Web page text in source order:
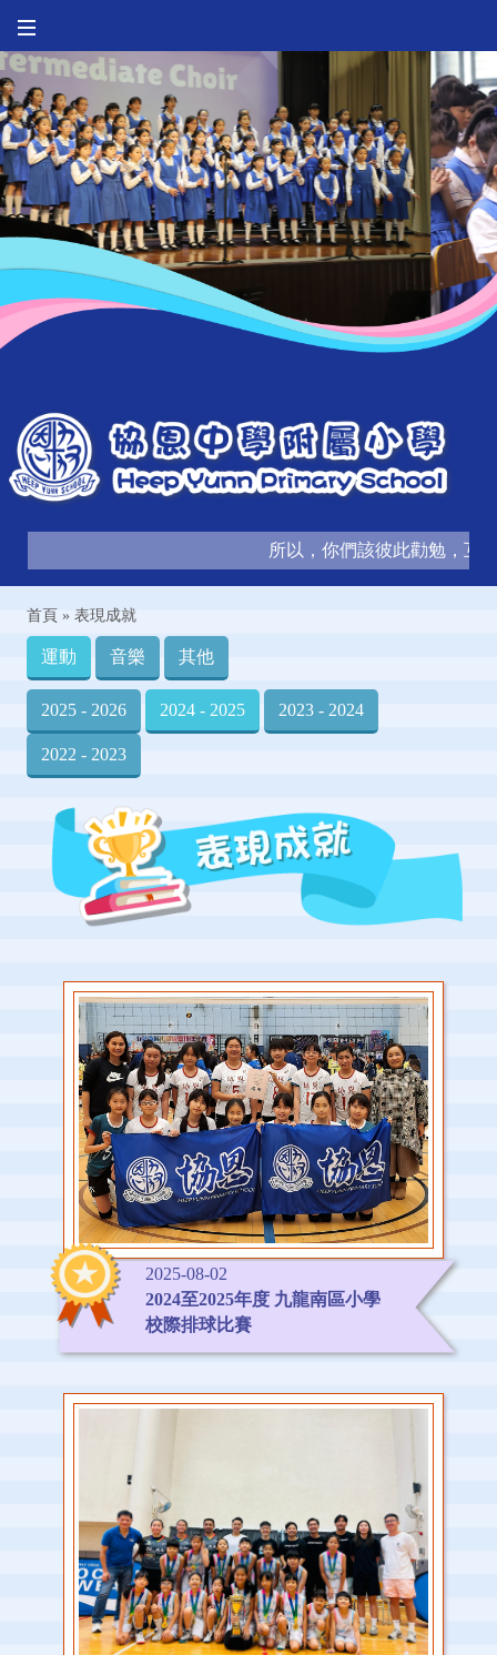
所以，你們該彼此勸勉，互相
首頁 » 表現成就
運動 音樂 其他
2025 - 2026 2024 - 2025 2023 - 2024
2022 - 2023
2025-08-02
2024至2025年度 九龍南區小學
校際排球比賽